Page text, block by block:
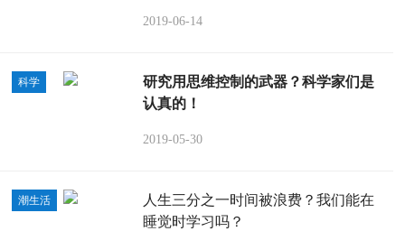
2019-06-14
科学
研究用思维控制的武器？科学家们是
认真的！
2019-05-30
潮生活
人生三分之一时间被浪费？我们能在
睡觉时学习吗？